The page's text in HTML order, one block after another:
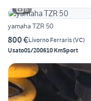
6
yamaha TZR 50
800 €Livorno Ferraris(VC)
Usato01/200610 KmSport